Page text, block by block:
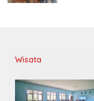
Wisata